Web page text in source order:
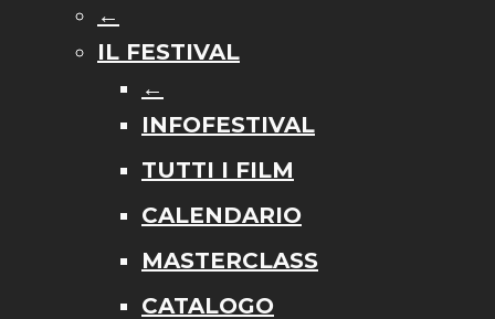
←
IL FESTIVAL
←
INFOFESTIVAL
TUTTI I FILM
CALENDARIO
MASTERCLASS
CATALOGO